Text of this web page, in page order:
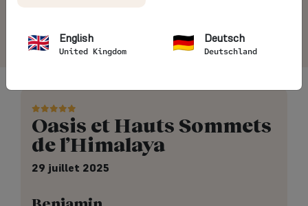
Oasis et Hauts Sommets
de l’Himalaya
29 juillet 2025
English
United Kingdom
Deutsch
Deutschland